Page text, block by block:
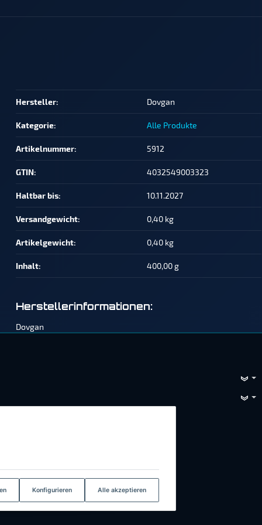
Konfigurieren Alle akzeptieren
Produkteigenschaft
Wert
Hersteller: Dovgan
Kategorie: Alle Produkte
Artikelnummer: 5912
GTIN: 4032549003323
Haltbar bis: 10.11.2027
Versandgewicht‍: 0,40 kg
Artikelgewicht‍: 0,40 kg
Inhalt‍: 400,00 g
Herstellerinformationen:
Dovgan